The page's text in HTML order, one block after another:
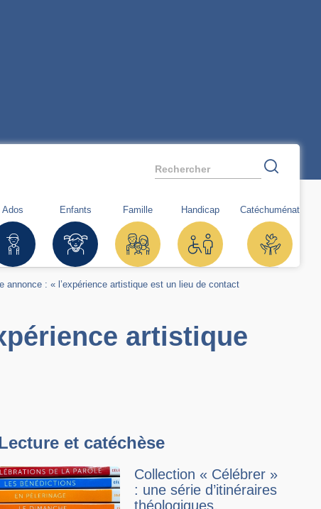
Rechercher
Ados Enfants Famille Handicap Catéchuménat
annonce : « l’expérience artistique est un lieu de contact
artistique
et catéchèse
Collection « Célébrer »
: une série d’itinéraires
théologiques,